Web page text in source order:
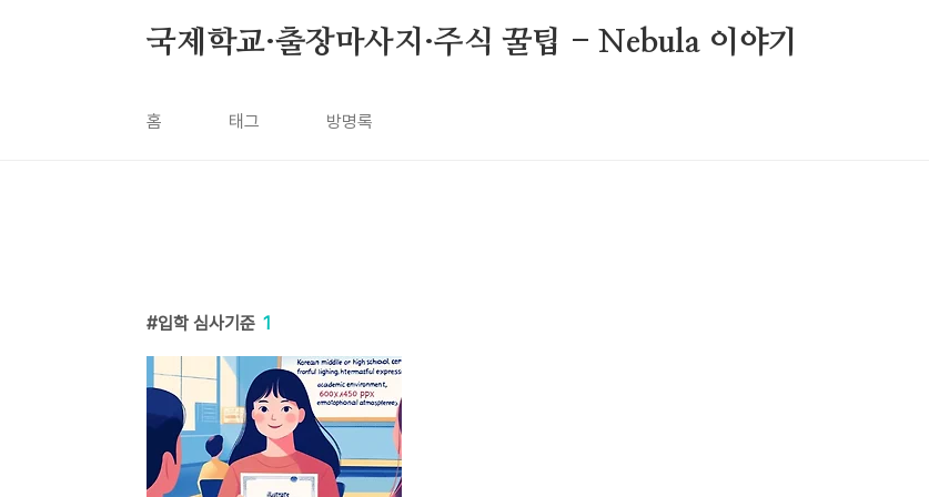
국제학교·출장마사지·주식 꿀팁 - Nebula 이야기
홈 태그 방명록
입학 심사기준 1